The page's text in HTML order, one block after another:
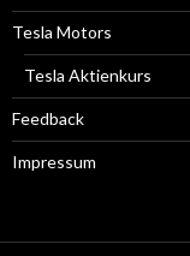
Tesla Motors
Tesla Aktienkurs
Feedback
Impressum